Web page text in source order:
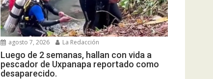
agosto 7, 2026 La Redacción
Luego de 2 semanas, hallan con vida a
pescador de Uxpanapa reportado como
desaparecido.